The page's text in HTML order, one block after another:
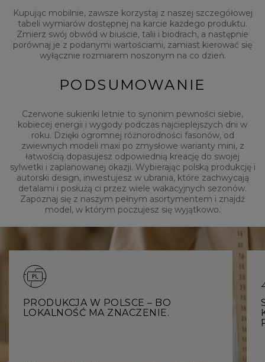
Kupując mobilnie, zawsze korzystaj z naszej szczegółowej
tabeli wymiarów dostępnej na karcie każdego produktu.
Zmierz swój obwód w biuście, talii i biodrach, a następnie
porównaj je z podanymi wartościami, zamiast kierować się
wyłącznie rozmiarem noszonym na co dzień.
PODSUMOWANIE
Czerwone sukienki letnie to synonim pewności siebie,
kobiecej energii i wygody podczas najcieplejszych dni w
roku. Dzięki ogromnej różnorodności fasonów, od
zwiewnych modeli maxi po zmysłowe warianty mini, z
łatwością dopasujesz odpowiednią kreację do swojej
sylwetki i zaplanowanej okazji. Wybierając polską produkcję i
autorski design, inwestujesz w ubrania, które zachwycają
detalami i posłużą ci przez wiele wakacyjnych sezonów.
Zapoznaj się z naszym pełnym asortymentem i znajdź
model, w którym poczujesz się wyjątkowo.
PRODUKCJA W POLSCE – BO
LOKALNOŚĆ MA ZNACZENIE.